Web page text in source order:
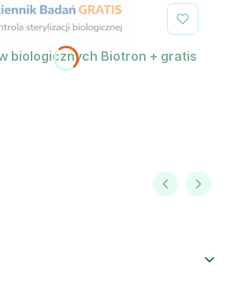
biologicznych Biotron + gratis